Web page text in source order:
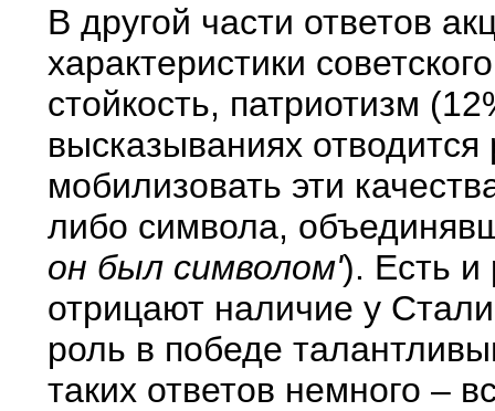
В другой части ответов
характеристики
стойкость, патриотизм
высказываниях
мобилизовать эти
либо символа,
он был символом'). Есть и
отрицают наличие у
роль в победе
таких ответов немного –